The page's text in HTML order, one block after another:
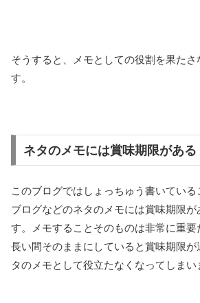
そうすると、メモとしての役割を果たさ
す。
ネタのメモには賞味期限がある
このブログではしょっちゅう書いている
ブログなどのネタのメモには賞味期限が
す。メモすることそのものは非常に重要
長い間そのままにしていると賞味期限
タのメモとして役立たなくなってしまい